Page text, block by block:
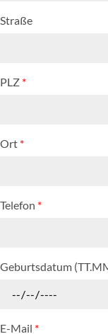
Straße
PLZ *
Ort *
Telefon *
Geburtsdatum
E-Mail *